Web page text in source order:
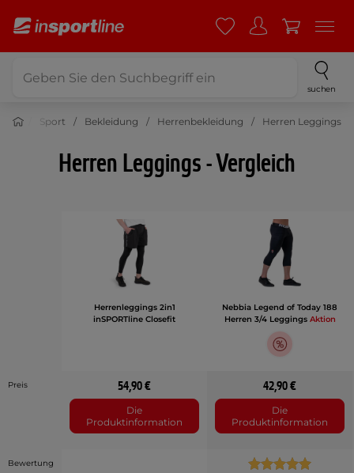
suchen
Sport Bekleidung Herrenbekleidung Herren Leggings
Herren Leggings - Vergleich
Herrenleggings 2in1
inSPORTline Closefit
Nebbia Legend of Today 188
Herren 3/4 Leggings Aktion
Preis 54,90 €
Die
Produktinformation
42,90 €
Die
Produktinformation
Bewertung